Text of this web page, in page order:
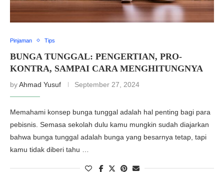
Pinjaman Tips
BUNGA TUNGGAL: PENGERTIAN, PRO-
KONTRA, SAMPAI CARA MENGHITUNGNYA
byAhmad Yusuf September 27, 2024
Memahami konsep bunga tunggal adalah hal penting bagi para
pebisnis. Semasa sekolah dulu kamu mungkin sudah diajarkan
bahwa bunga tunggal adalah bunga yang besarnya tetap, tapi
kamu tidak diberi tahu …